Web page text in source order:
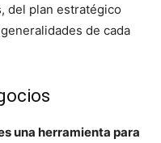
del plan estratégico
de cada
una herramienta para